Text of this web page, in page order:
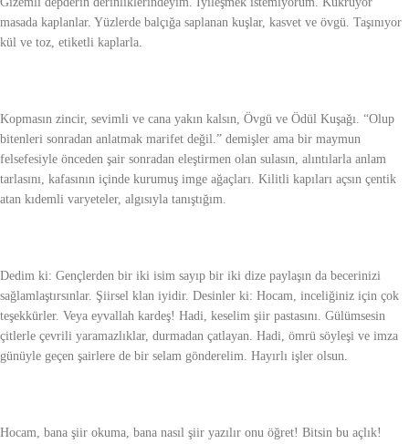
masada kaplanlar. Yüzlerde balçığa saplanan kuşlar, kasvet ve övgü. Taşınıyor
kül ve toz, etiketli kaplarla.
Kopmasın zincir, sevimli ve cana yakın kalsın, Övgü ve Ödül Kuşağı. “Olup
bitenleri sonradan anlatmak marifet değil.” demişler ama bir maymun
felsefesiyle önceden şair sonradan eleştirmen olan sulasın, alıntılarla anlam
tarlasını, kafasının içinde kurumuş imge ağaçları. Kilitli kapıları açsın çentik
atan kıdemli varyeteler, algısıyla tanıştığım.
Dedim ki: Gençlerden bir iki isim sayıp bir iki dize paylaşın da becerinizi
sağlamlaştırsınlar. Şiirsel klan iyidir. Desinler ki: Hocam, inceliğiniz için çok
teşekkürler. Veya eyvallah kardeş! Hadi, keselim şiir pastasını. Gülümsesin
çitlerle çevrili yaramazlıklar, durmadan çatlayan. Hadi, ömrü söyleşi ve imza
günüyle geçen şairlere de bir selam gönderelim. Hayırlı işler olsun.
Hocam, bana şiir okuma, bana nasıl şiir yazılır onu öğret! Bitsin bu açlık!